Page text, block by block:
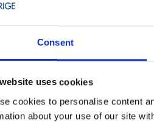
Consent
uses cookies
cookies to personalise content
about your use of our site
mieten.
Gewässer: Näsölen
Gutes angeln während des
Nur mit Handangelgeräten
Kinder unter 15 fischen